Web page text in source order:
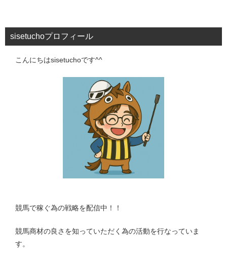
sisetuchoプロフィール
こんにちはsisetuchoです^^
競馬で稼ぐ為の戦略を配信中！！
競馬商材の良さを知っていただく為の活動を行なっていま
す。